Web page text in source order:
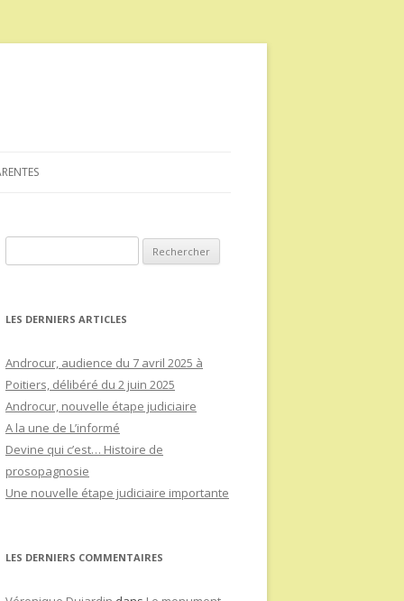
LES DERNIERS ARTICLES
Androcur, audience du 7 avril 2025 à
Poitiers, délibéré du 2 juin 2025
Androcur, nouvelle étape judiciaire
A la une de L’informé
Devine qui c’est… Histoire de
prosopagnosie
Une nouvelle étape judiciaire importante
LES DERNIERS COMMENTAIRES